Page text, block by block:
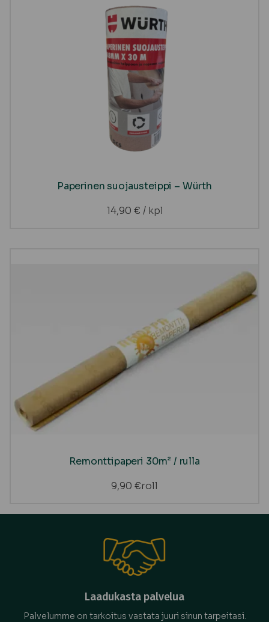
Paperinen suojausteippi – Würth
14,90 € / kpl
Remonttipaperi 30m² / rulla
9,90 €roll
Laadukasta palvelua
Palvelumme on tarkoitus vastata juuri sinun tarpeitasi.